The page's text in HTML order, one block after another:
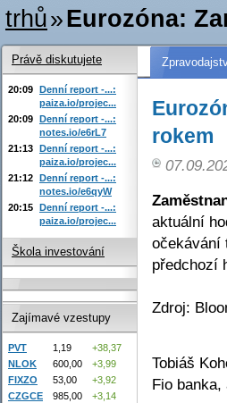
trhů»Eurozóna:
rokem
aktuální
očekávání
předchozí
Zdroj:
Tobiáš
Fio banka,
Právě diskutujete
20:09 Denní report -...:
paiza.io/projec...
20:09 Denní report -...:
notes.io/e6rL7
21:13 Denní report -...:
paiza.io/projec...
21:12 Denní report -...:
notes.io/e6qyW
20:15 Denní report -...:
paiza.io/projec...
Škola investování
Zajímavé vzestupy
PVT 1,19
+38,37
NLOK
600,00
+3,99
FIXZO
53,00
+3,92
CZGCE
985,00
+3,14